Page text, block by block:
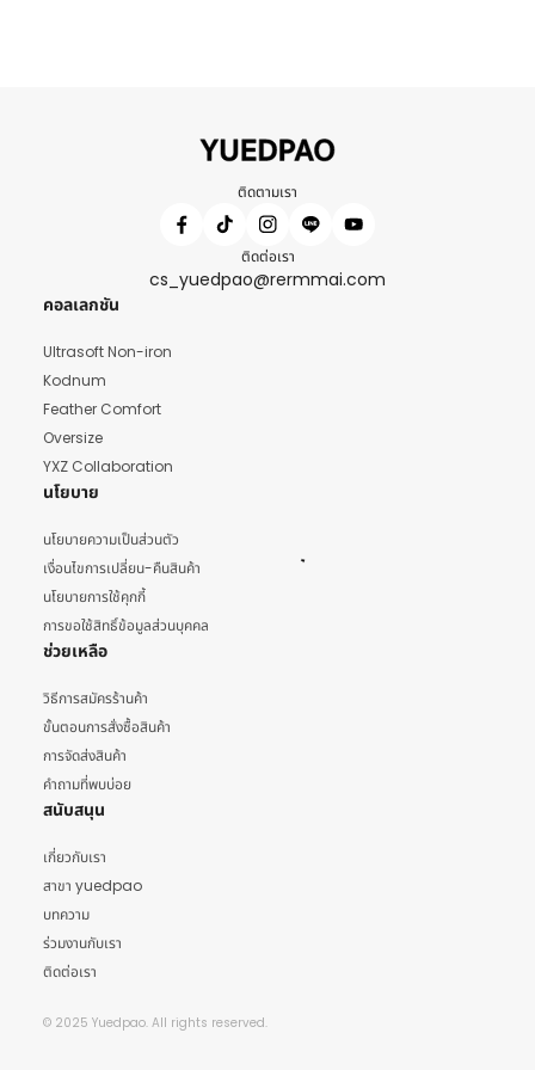
ติดตามเรา
ติดต่อเรา
cs_yuedpao@rermmai.com
คอลเลกชัน
Ultrasoft Non-iron
Kodnum
Feather Comfort
Oversize
YXZ Collaboration
นโยบาย
นโยบายความเป็นส่วนตัว
เงื่อนไขการเปลี่ยน-คืนสินค้า
นโยบายการใช้คุกกี้
การขอใช้สิทธิ์ข้อมูลส่วนบุคคล
ช่วยเหลือ
วิธีการสมัครร้านค้า
ขั้นตอนการสั่งซื้อสินค้า
การจัดส่งสินค้า
คำถามที่พบบ่อย
สนับสนุน
เกี่ยวกับเรา
สาขา yuedpao
บทความ
ร่วมงานกับเรา
ติดต่อเรา
© 2025 Yuedpao. All rights reserved.